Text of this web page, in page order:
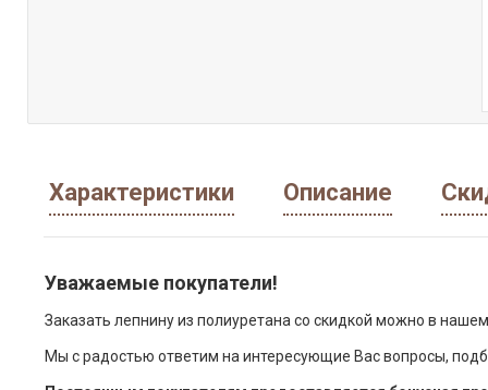
Характеристики Описание
Уважаемые покупатели!
Заказать лепнину из полиуретана со скидкой можно в
Мы с радостью ответим на интересующие Вас вопросы,